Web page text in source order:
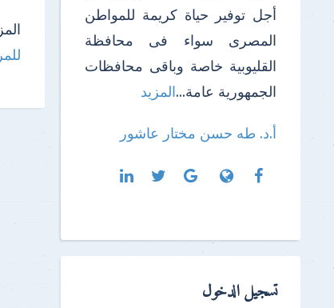
أجل توفير حياة كريمة للمواطن
المصرى سواء فى محافظة
القليوبية خاصة وباقى محافظات
الجمهورية عامة...المزيد
أ.د. طه حسن مختار عاشور
تسجيل الدخول